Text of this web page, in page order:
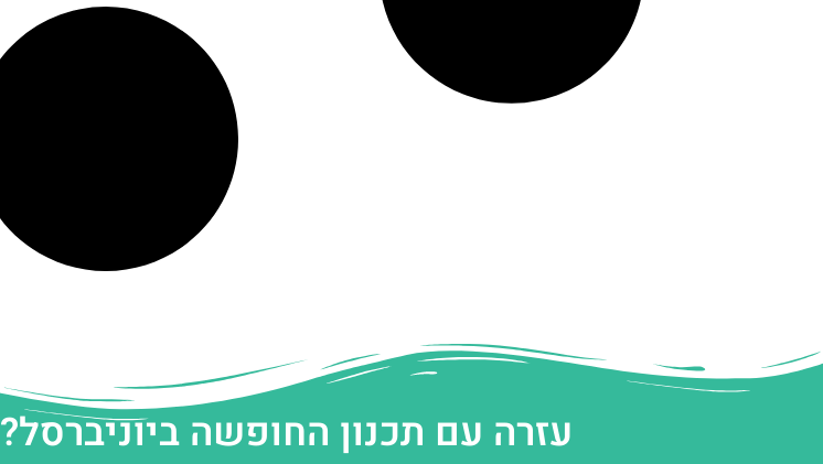
עזרה עם תכנון החופשה ביוניברסל?